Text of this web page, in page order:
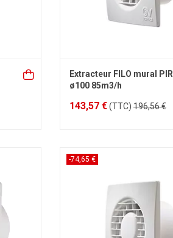
Extracteur FILO mural PIR
ø100 85m3/h
143,57 €(TTC) 196,56 €
-74,65 €